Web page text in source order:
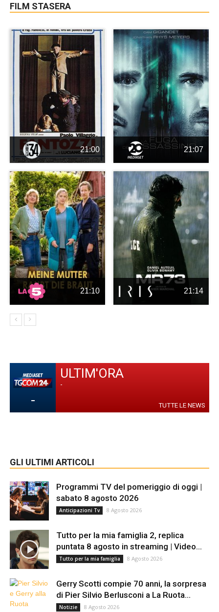
FILM STASERA
21:00 21:07
21:10 21:14
-
ULTIM'ORA
-
TUTTE LE NEWS
GLI ULTIMI ARTICOLI
Programmi TV del pomeriggio di oggi |
sabato 8 agosto 2026
Anticipazioni Tv 8 Agosto 2026
Tutto per la mia famiglia 2, replica
puntata 8 agosto in streaming | Video...
Tutto per la mia famiglia 8 Agosto 2026
Gerry Scotti compie 70 anni, la sorpresa
di Pier Silvio Berlusconi a La Ruota...
Notizie 8 Agosto 2026